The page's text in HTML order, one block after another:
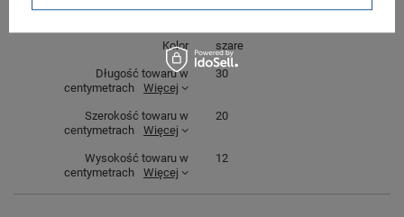
Kolor szare
Długość towaru w
centymetrach
Więcej
30
Szerokość towaru w
centymetrach
Więcej
20
Wysokość towaru w
centymetrach
Więcej
12